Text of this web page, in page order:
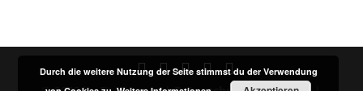
Durch die weitere Nutzung der Seite stimmst du der Verwendung